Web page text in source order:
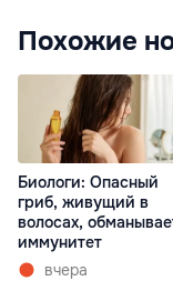
Похожие
Биологи: Опасный
гриб, живущий в
волосах,
иммунитет
вчера